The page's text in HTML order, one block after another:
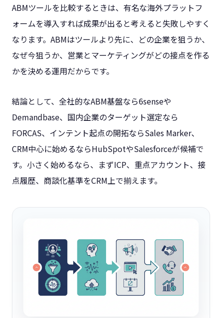
ABMツールを比較するときは、有名な海外プラットフ
ォームを導入すれば成果が出ると考えると失敗しやすく
なります。ABMはツールより先に、どの企業を狙うか、
なぜ今狙うか、営業とマーケティングがどの接点を作る
かを決める運用だからです。
結論として、全社的なABM基盤なら6senseや
Demandbase、国内企業のターゲット選定なら
FORCAS、インテント起点の開拓ならSales Marker、
CRM中心に始めるならHubSpotやSalesforceが候補で
す。小さく始めるなら、まずICP、重点アカウント、接
点履歴、商談化基準をCRM上で揃えます。